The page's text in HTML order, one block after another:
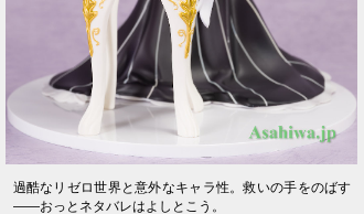
過酷なリゼロ世界と意外なキャラ性。救いの手をのばす
――おっとネタバレはよしとこう。